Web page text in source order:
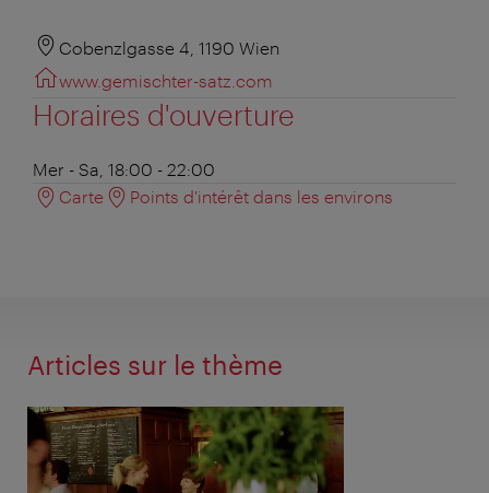
Cobenzlgasse 4, 1190 Wien
www.gemischter-satz.com
Horaires d'ouverture
Mer - Sa, 18:00 - 22:00
Carte
Points d'intérêt dans les environs
Articles sur le thème